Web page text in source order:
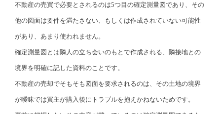
不動産の売買で必要とされるのは5つ目の確定測量図であり、その
他の図面は要件を満たさない、もしくは作成されていない可能性
があり、あまり使われません。
確定測量図とは隣人の立ち会いのもとで作成される、隣接地との
境界を明確に記した資料のことです。
不動産の売却でそもそも図面を要求されるのは、その土地の境界
が曖昧では買主が購入後にトラブルを抱えかねないためです。